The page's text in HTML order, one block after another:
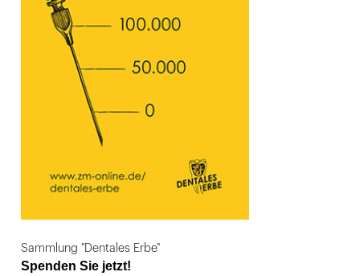
Sammlung "Dentales Erbe"
Spenden Sie jetzt!